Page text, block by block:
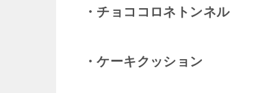
・チョココロネトンネル
・ケーキクッション